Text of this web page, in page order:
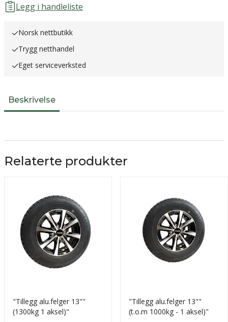
Legg i handleliste
Norsk nettbutikk
Trygg netthandel
Eget serviceverksted
Beskrivelse
Relaterte produkter
"Tillegg alu.felger 13""
(1300kg 1 aksel)"
"Tillegg alu.felger 13""
(t.o.m 1000kg - 1 aksel)"